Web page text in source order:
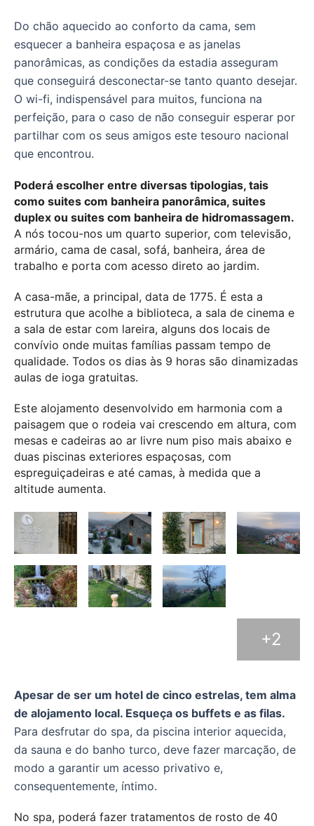
Do chão aquecido ao conforto da cama, sem
esquecer a banheira espaçosa e as janelas
panorâmicas, as condições da estadia asseguram
que conseguirá desconectar-se tanto quanto desejar.
O wi-fi, indispensável para muitos, funciona na
perfeição, para o caso de não conseguir esperar por
partilhar com os seus amigos este tesouro nacional
que encontrou.
Poderá escolher entre diversas tipologias, tais
como suites com banheira panorâmica, suites
duplex ou suites com banheira de hidromassagem.
A nós tocou-nos um quarto superior, com televisão,
armário, cama de casal, sofá, banheira, área de
trabalho e porta com acesso direto ao jardim.
A casa-mãe, a principal, data de 1775. É esta a
estrutura que acolhe a biblioteca, a sala de cinema e
a sala de estar com lareira, alguns dos locais de
convívio onde muitas famílias passam tempo de
qualidade. Todos os dias às 9 horas são dinamizadas
aulas de ioga gratuitas.
Este alojamento desenvolvido em harmonia com a
paisagem que o rodeia vai crescendo em altura, com
mesas e cadeiras ao ar livre num piso mais abaixo e
duas piscinas exteriores espaçosas, com
espreguiçadeiras e até camas, à medida que a
altitude aumenta.
+2
Apesar de ser um hotel de cinco estrelas, tem alma
de alojamento local. Esqueça os buffets e as filas.
Para desfrutar do spa, da piscina interior aquecida,
da sauna e do banho turco, deve fazer marcação, de
modo a garantir um acesso privativo e,
consequentemente, íntimo.
No spa, poderá fazer tratamentos de rosto de 40